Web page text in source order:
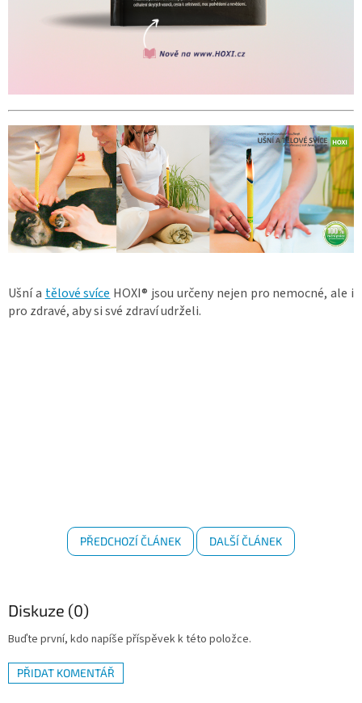
Ušní a tělové svíce HOXI® jsou určeny nejen pro nemocné, ale i
pro zdravé, aby si své zdraví udrželi.
PŘEDCHOZÍ ČLÁNEK DALŠÍ ČLÁNEK
Diskuze (0)
Buďte první, kdo napíše příspěvek k této položce.
PŘIDAT KOMENTÁŘ